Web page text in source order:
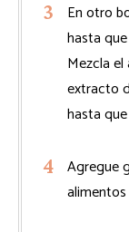
En otro
hasta
Mezcla
extracto
hasta
Agregue